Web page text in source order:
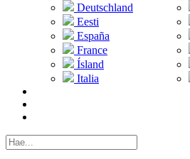
Deutschland
Eesti
España
France
Ísland
Italia